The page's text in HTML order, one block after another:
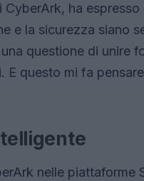
ha
e la sicurezza siano
questione di unire
E questo mi fa
nelle piattaforme